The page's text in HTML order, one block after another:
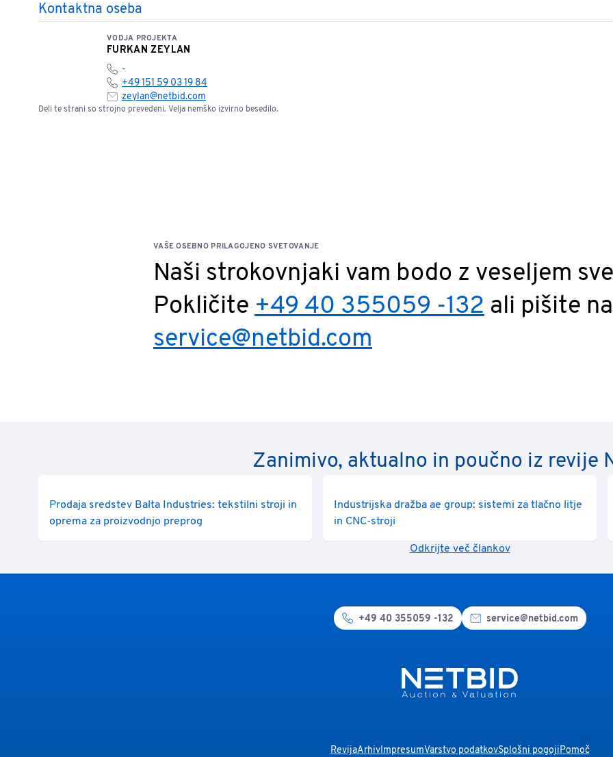
Kontaktna oseba
VODJA PROJEKTA
FURKAN ZEYLAN
-
+49 151 59 03 19 84
zeylan@netbid.com
Deli te strani so strojno prevedeni. Velja nemško izvirno besedilo.
VAŠE OSEBNO PRILAGOJENO SVETOVANJE
Naši strokovnjaki vam bodo z veseljem
Pokličite+49 40 355059 -132 ali pišite na
service@netbid.com
Zanimivo, aktualno in poučno iz revije
Prodaja sredstev Balta Industries: tekstilni stroji in
oprema za proizvodnjo preprog
Industrijska dražba ae group: sistemi za tlačno litje
in CNC-stroji
Odkrijte več člankov
+49 40 355059 -132 service@netbid.com
RevijaArhivImpresumVarstvo podatkovSplošni pogojiPomoč